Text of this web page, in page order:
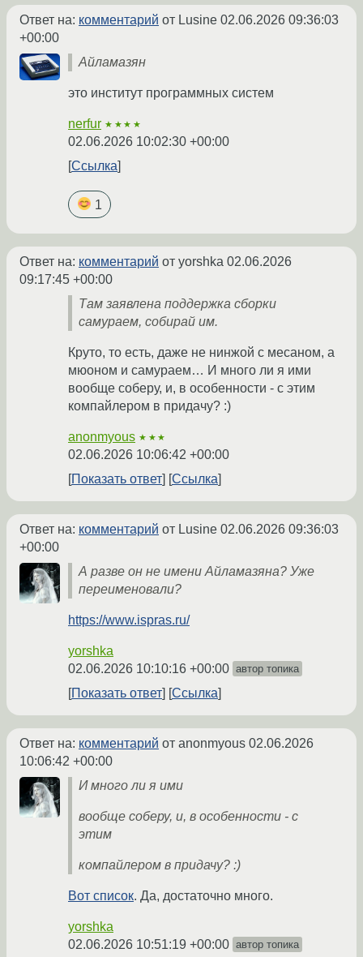
Ответ на: комментарий от Lusine 02.06.2026 09:36:03
+00:00
Айламазян
это институт программных систем
nerfur ★★★★
02.06.2026 10:02:30 +00:00
Ссылка
1
Ответ на: комментарий от yorshka 02.06.2026
09:17:45 +00:00
Там заявлена поддержка сборки
самураем, собирай им.
Круто, то есть, даже не нинжой с месаном, а
мюоном и самураем… И много ли я ими
вообще соберу, и, в особенности - с этим
компайлером в придачу? :)
anonmyous ★★★
02.06.2026 10:06:42 +00:00
Показать ответ
Ссылка
Ответ на: комментарий от Lusine 02.06.2026 09:36:03
+00:00
А разве он не имени Айламазяна? Уже
переименовали?
https://www.ispras.ru/
yorshka
02.06.2026 10:10:16 +00:00 автор топика
Показать ответ Ссылка
Ответ на: комментарий от anonmyous 02.06.2026
10:06:42 +00:00
И много ли я ими
вообще соберу, и, в особенности - с
этим
компайлером в придачу? :)
Вот список. Да, достаточно много.
yorshka
02.06.2026 10:51:19 +00:00 автор топика